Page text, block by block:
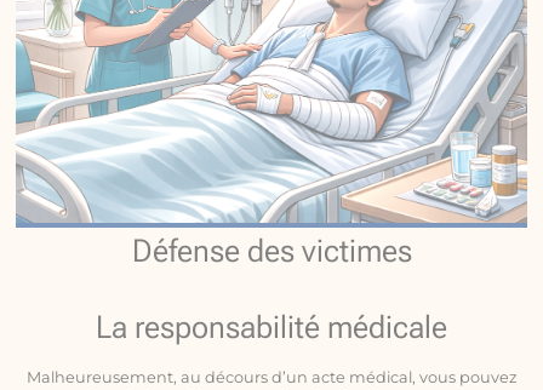
Défense des victimes
La responsabilité médicale
Malheureusement, au décours d’un acte médical, vous pouvez